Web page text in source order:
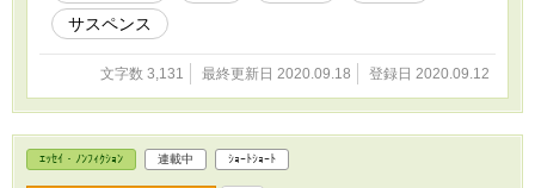
サスペンス
文字数 3,131 最終更新日 2020.09.18 登録日 2020.09.12
ｴｯｾｲ・ﾉﾝﾌｨｸｼｮﾝ 連載中 ｼｮｰﾄｼｮｰﾄ